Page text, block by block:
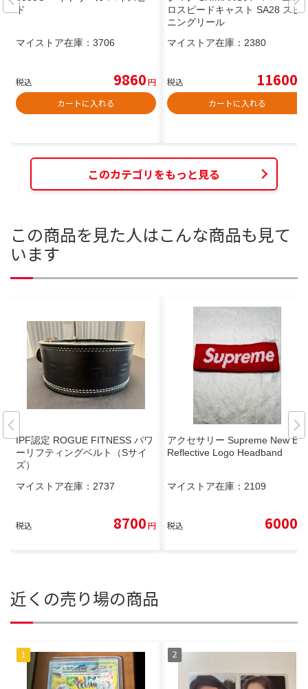
ド
マイストア在庫： 3706
税込 9860円
カートに入れる
ロスピードキャスト SA28 スピ
ニングリール
マイストア在庫： 2380
税込 11600
カートに入れる
このカテゴリをもっと見る
この商品を見た人はこんな商品も見て
います
IPF認定 ROGUE FITNESS パワ
ーリフティングベルト（Sサイ
ズ）
マイストア在庫： 2737
税込 8700円
アクセサリー Supreme New Era
Reflective Logo Headband
マイストア在庫： 2109
税込 6000
近くの売り場の商品